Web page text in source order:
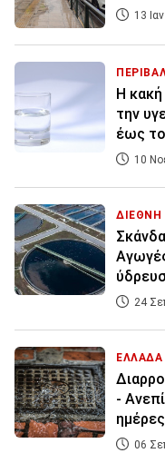
13
Η
την
έως
10
ΔΙΕΘΝΗ
24
ΕΛΛΑΔΑ
-
ημέρες
06